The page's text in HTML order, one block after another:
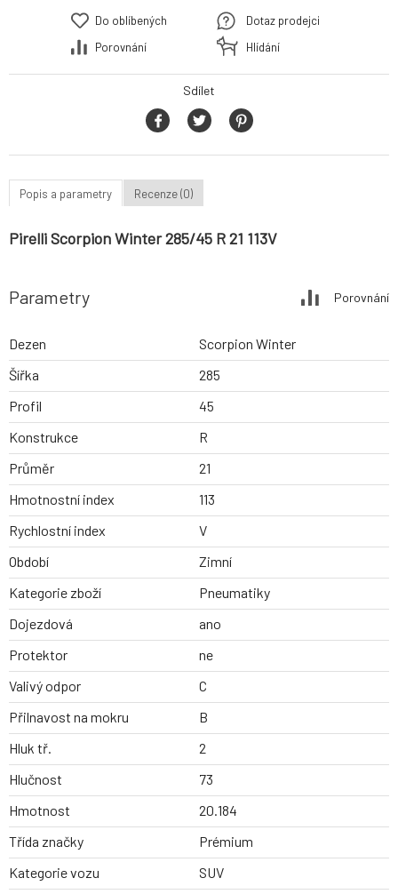
Do oblíbených
Porovnání
Dotaz prodejci
Hlídání
Sdílet
Popis a parametry Recenze (0)
Pirelli Scorpion Winter 285/45 R 21 113V
Parametry Porovnání
Dezen
Scorpion Winter
Šířka
285
Profil
45
Konstrukce
R
Průměr
21
Hmotnostní index
113
Rychlostní index
V
Období
Zimní
Kategorie zboží
Pneumatiky
Dojezdová
ano
Protektor
ne
Valivý odpor
C
Přilnavost na mokru
B
Hluk tř.
2
Hlučnost
73
Hmotnost
20.184
Třída značky
Prémium
Kategorie vozu
SUV